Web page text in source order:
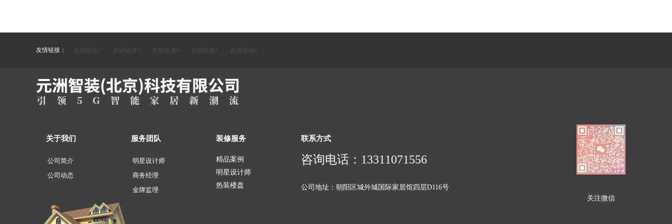
友情链接： ·友情链接2 ·友情链接3 ·友情链接4 ·友情链接5 ·友情链接6
关于我们 服务团队 装修服务 联系方式
关注微信
公司简介
公司动态
明星设计师
商务经理
金牌监理
精品案例
明星设计师
热装楼盘
咨询电话：13311071556
公司地址：朝阳区城外城国际家居馆四层D116号